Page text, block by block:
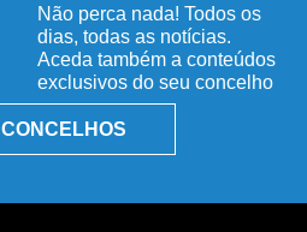
Não perca nada! Todos os
dias, todas as notícias.
Aceda também a conteúdos
exclusivos do seu concelho
CONCELHOS